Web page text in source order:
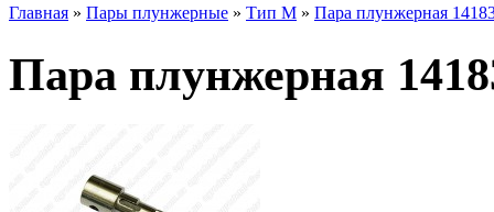
Главная » Пары плунжерные » Тип M » Пара плунжерная
Пара плунжерная